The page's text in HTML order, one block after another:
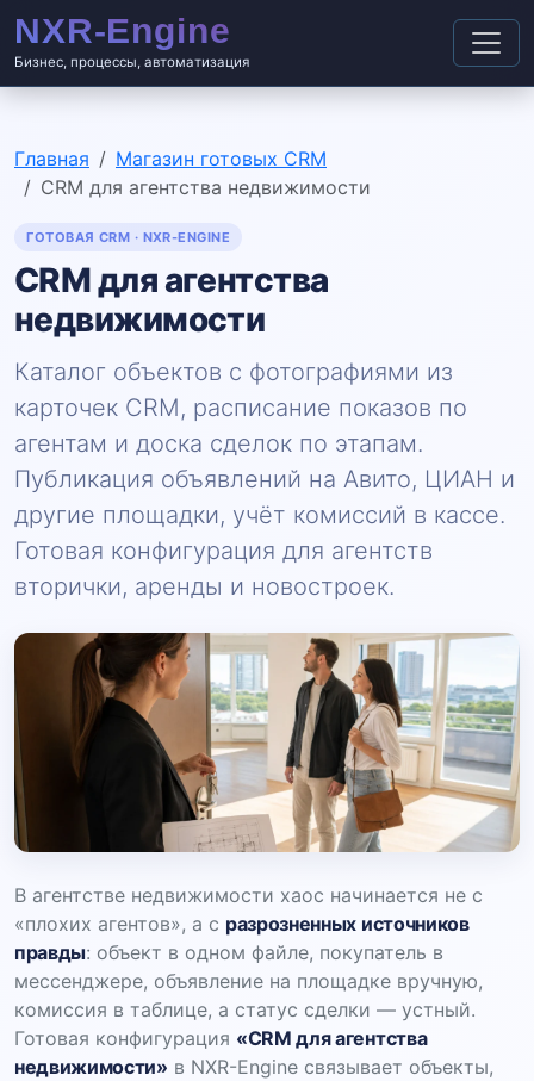
Бизнес, процессы, автоматизация
Главная
Магазин готовых CRM
CRM для агентства недвижимости
ГОТОВАЯ CRM · NXR-ENGINE
CRM для агентства
недвижимости
Каталог объектов с фотографиями из
карточек CRM, расписание показов по
агентам и доска сделок по этапам.
Публикация объявлений на Авито, ЦИАН и
другие площадки, учёт комиссий в кассе.
Готовая конфигурация для агентств
вторички, аренды и новостроек.
В агентстве недвижимости хаос начинается не с
«плохих агентов», а с разрозненных источников
правды: объект в одном файле, покупатель в
мессенджере, объявление на площадке вручную,
комиссия в таблице, а статус сделки — устный.
Готовая конфигурация «CRM для агентства
недвижимости» в NXR-Engine связывает объекты,